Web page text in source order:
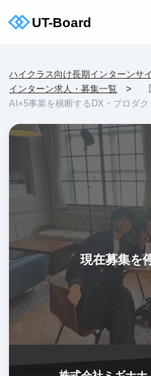
ハイクラス向け長期インターンサ
インターン求人・募集一覧
AI×5事業を横断するDX・プロダク
現在募集を